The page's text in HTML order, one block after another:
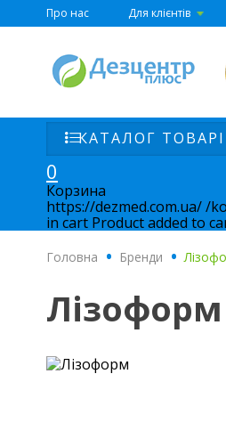
Про нас Для клієнтів
КАТАЛОГ
0
Корзина
https://dezmed.com.ua//
in cart Product added to
Головна . Бренди .
Лізоформ